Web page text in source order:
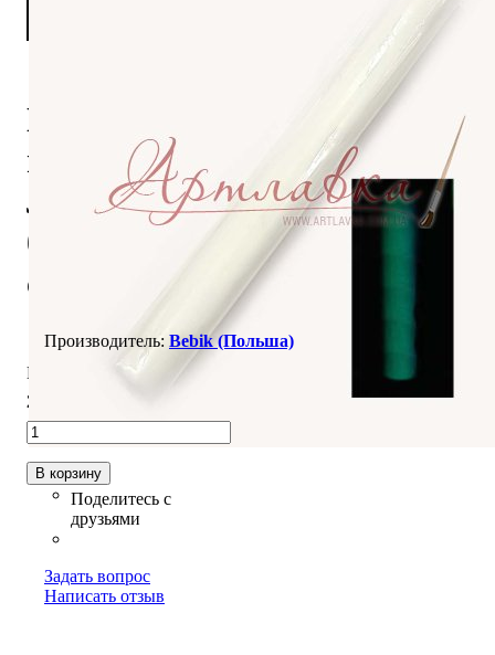
Полимерная
глина Bebik,
Люминофорный,
бирюзовое
свечение, 17г
Bebik (Польша)
В наличии
25
В корзину
Задать вопрос
Написать отзыв